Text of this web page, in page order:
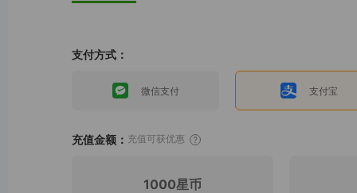
支付方式：
微信支付 支付宝
充值金额： 充值可获优惠
1000星币